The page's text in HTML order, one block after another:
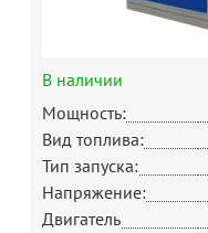
В наличии
Мощность:
Вид топлива:
Тип запуска:
Напряжение:
Двигатель